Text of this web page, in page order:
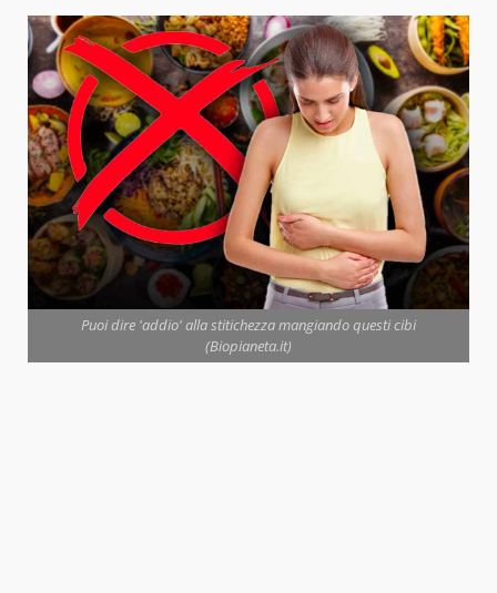
Puoi dire 'addio' alla stitichezza mangiando questi cibi
(Biopianeta.it)